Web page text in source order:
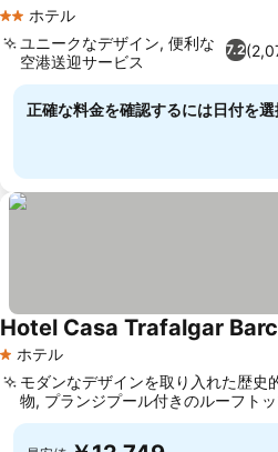
2 ホテルのランク
ホテル
7.2
ユニークなデザイン, 便利な
空港送迎サービス
正確な料金を確認するには日付を
1 ホテルのランク
ホテル
Hotel Casa Trafalgar
モダンなデザインを取り入れた歴史
物, プランジプール付きのルーフトッ
ス